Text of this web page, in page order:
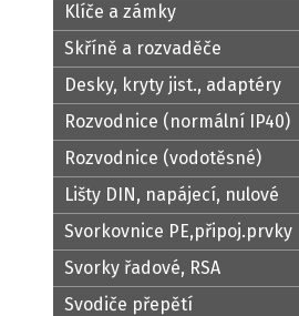
Klíče a zámky
Skříně a rozvaděče
Desky, kryty jist., adaptéry
Rozvodnice (normální IP40)
Rozvodnice (vodotěsné)
Lišty DIN, napájecí, nulové
Svorkovnice PE,připoj.prvky
Svorky řadové, RSA
Svodiče přepětí